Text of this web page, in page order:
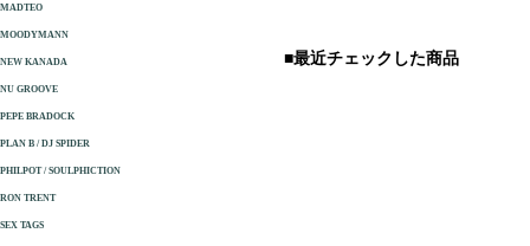
■最近チェックした商品
MADTEO
MOODYMANN
NEW KANADA
NU GROOVE
PEPE BRADOCK
PLAN B / DJ SPIDER
PHILPOT / SOULPHICTION
RON TRENT
SEX TAGS